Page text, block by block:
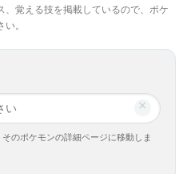
覚える技を掲載しているので、ポケ
。
×
のポケモンの詳細ページに移動しま